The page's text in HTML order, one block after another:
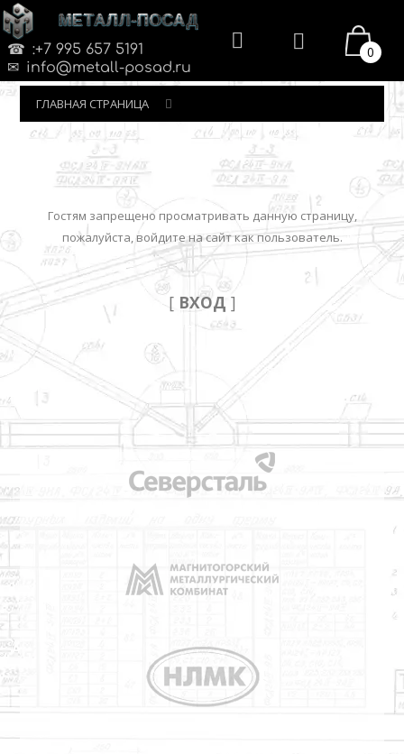
МЕТАЛЛ-ПОСАД
:+7 995 657 5191
info@metall-posad.ru
0
ГЛАВНАЯ СТРАНИЦА
Гостям запрещено просматривать данную страницу,
пожалуйста, войдите на сайт как пользователь.
[ ВХОД ]